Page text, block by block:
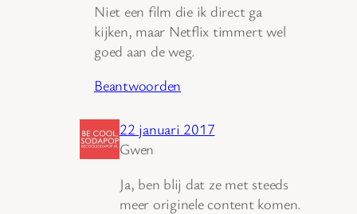
Niet een film die ik direct ga
kijken, maar Netflix timmert wel
goed aan de weg.
Beantwoorden
22 januari 2017
Gwen
Ja, ben blij dat ze met steeds
meer originele content komen.